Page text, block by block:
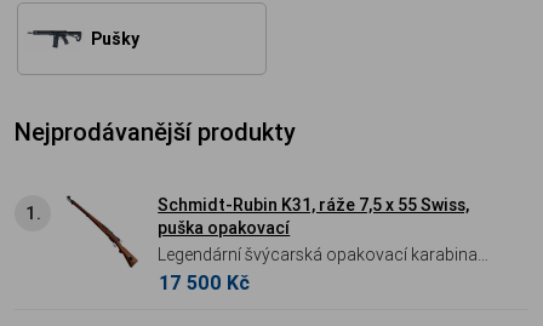
Pušky
Nejprodávanější produkty
1.
Schmidt-Rubin K31, ráže 7,5 x 55 Swiss,
puška opakovací
Legendární švýcarská opakovací karabina
Schmidt-Rubin K31 v ráži 7,5 x 55 Swiss.
17 500 Kč